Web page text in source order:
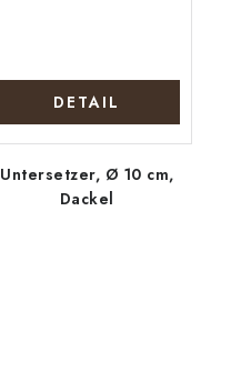
DETAIL
Untersetzer, Ø 10 cm,
Dackel